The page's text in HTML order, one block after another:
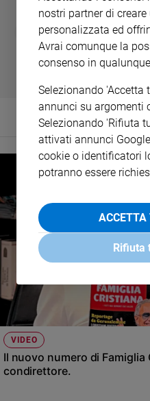
- VOL DA 1 AL 5
€ 64,50
VIDEO
Il nuovo numero di
condirettore.
nostri partner di creare
personalizzata ed
Avrai comunque la
consenso in
Selezionando 'Accetta
annunci su argomenti
Selezionando 'Rifiuta
attivati annunci
cookie o identificatori
potranno essere
Rifiuta